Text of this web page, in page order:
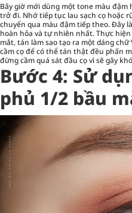
Bây giờ mới dùng một tone màu
trở đi. Nhớ tiếp tục lau sạch cọ hoặc
chuyển qua màu đậm tiếp theo. Đây
hoàn hỏa và tự nhiên nhất. Thực
mắt, tán làm sao tạo ra một dáng chữ
cầm cọ để có thể tán thật đều phấn
đừng cầm quá sát đầu cọ vì sẽ gây
Bước 4: Sử
phủ 1/2 bầu